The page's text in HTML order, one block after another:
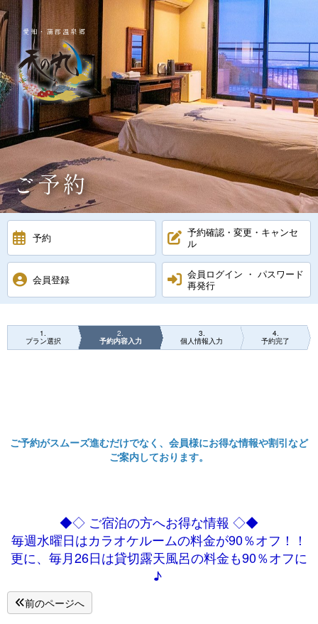
愛知・蒲郡温泉郷
ご予約
予約
予約確認・変更・キャンセ
ル
会員登録
会員ログイン ・ パスワード
再発行
1
プラン選択
2
予約内容入力
3
個人情報入力
4
予約完了
ご予約がスムーズ進むだけでなく、会員様にお得な情報や割引など
ご案内しております。
◆◇ ご宿泊の方へお得な情報 ◇◆
毎週水曜日はカラオケルームの料金が90％オフ！！
更に、毎月26日は貸切露天風呂の料金も90％オフに
♪
前のページへ